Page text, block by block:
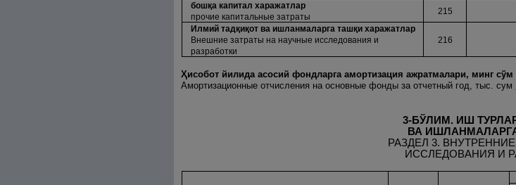
бошқа капитал харажатлар
прочие капитальные затраты
215
Илмий тадқиқот ва ишланмаларга ташқи харажатлар
Внешние затраты на научные исследования и
разработки
216
Ҳисобот йилида асосий фондларга амортизация ажратмалари, минг сўм
Амортизационные отчисления на основные фонды за отчетный год, тыс. сум
3-БЎЛИМ. ИШ
ВА
РАЗДЕЛ 3.
ИССЛЕДОВАНИЯ И